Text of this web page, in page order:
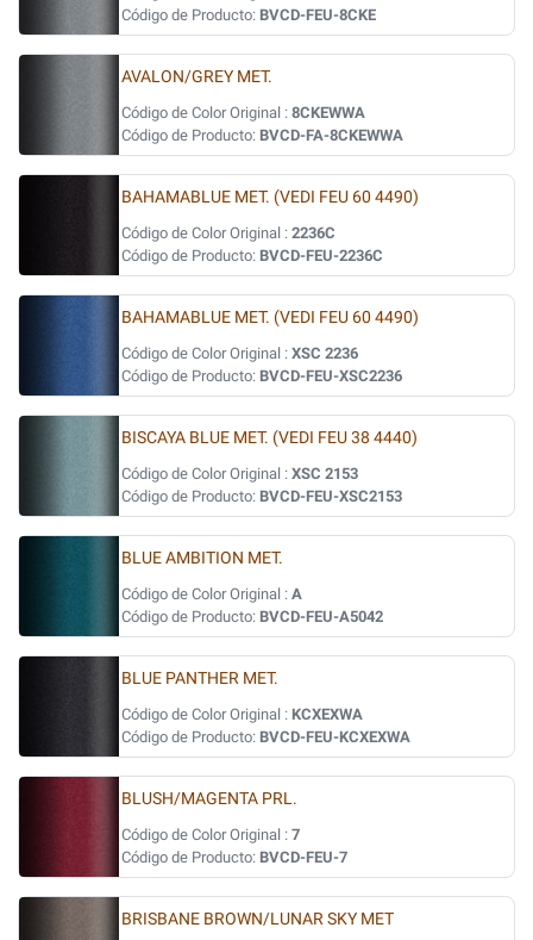
Código de Producto: BVCD-FEU-8CKE
AVALON/GREY MET.
Código de Color Original : 8CKEWWA
Código de Producto: BVCD-FA-8CKEWWA
BAHAMABLUE MET. (VEDI FEU 60 4490)
Código de Color Original : 2236C
Código de Producto: BVCD-FEU-2236C
BAHAMABLUE MET. (VEDI FEU 60 4490)
Código de Color Original : XSC 2236
Código de Producto: BVCD-FEU-XSC2236
BISCAYA BLUE MET. (VEDI FEU 38 4440)
Código de Color Original : XSC 2153
Código de Producto: BVCD-FEU-XSC2153
BLUE AMBITION MET.
Código de Color Original : A
Código de Producto: BVCD-FEU-A5042
BLUE PANTHER MET.
Código de Color Original : KCXEXWA
Código de Producto: BVCD-FEU-KCXEXWA
BLUSH/MAGENTA PRL.
Código de Color Original : 7
Código de Producto: BVCD-FEU-7
BRISBANE BROWN/LUNAR SKY MET